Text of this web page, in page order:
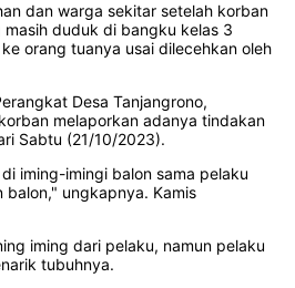
dan warga sekitar setelah korban
duduk di bangku kelas 3
orang tuanya usai dilecehkan oleh
Desa Tanjangrono,
melaporkan adanya tindakan
Sabtu (21/10/2023).
iming-imingi balon sama pelaku
balon," ungkapnya. Kamis
iming dari pelaku, namun pelaku
tubuhnya.